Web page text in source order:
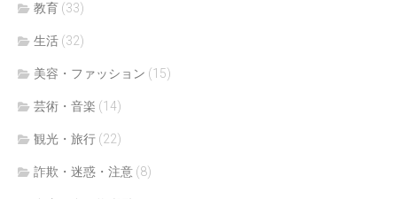
教育 (33)
生活 (32)
美容・ファッション (15)
芸術・音楽 (14)
観光・旅行 (22)
詐欺・迷惑・注意 (8)